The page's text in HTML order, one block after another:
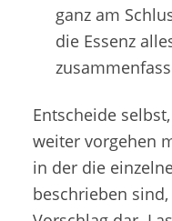
ganz am
die Essenz
Entscheide
weiter vorgehen
in der die
beschrieben